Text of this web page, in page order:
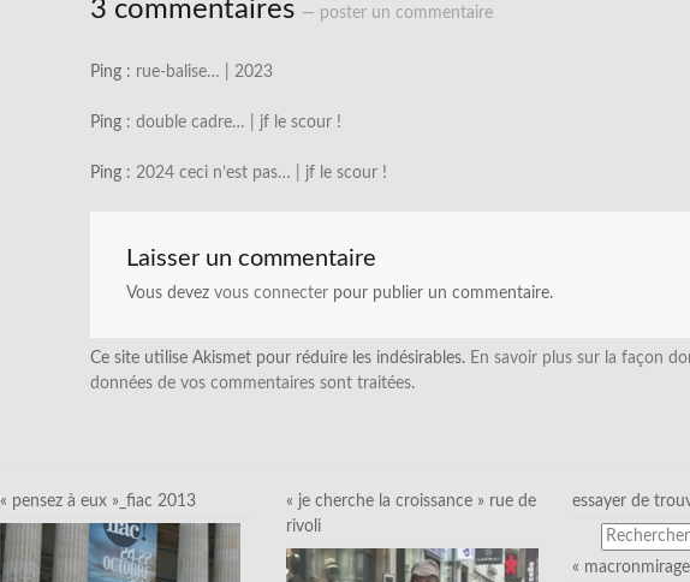
3 commentaires — poster un commentaire
Ping : rue-balise… | 2023
Ping : double cadre… | jf le scour !
Ping : 2024 ceci n’est pas… | jf le scour !
Laisser un commentaire
Vous devez vous connecter pour publier un commentaire.
Ce site utilise Akismet pour réduire les indésirables. En savoir plus sur la façon
données de vos commentaires sont traitées.
« pensez à eux »_fiac 2013
« je cherche la croissance » rue de
rivoli
essayer de
«